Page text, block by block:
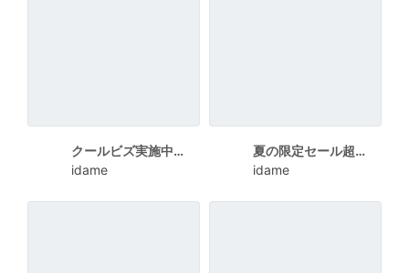
クールビズ実施中！イラストポスター
idame
夏の限定セール超特祭のイラストポスター
idame